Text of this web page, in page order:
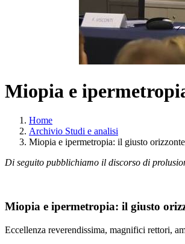
Miopia e
Home
Archivio Studi e analisi
Miopia e ipermetropia: il giusto
Di seguito pubblichiamo il discorso di
Miopia e ipermetropia: il giusto
Eccellenza reverendissima, magnifici rettori,